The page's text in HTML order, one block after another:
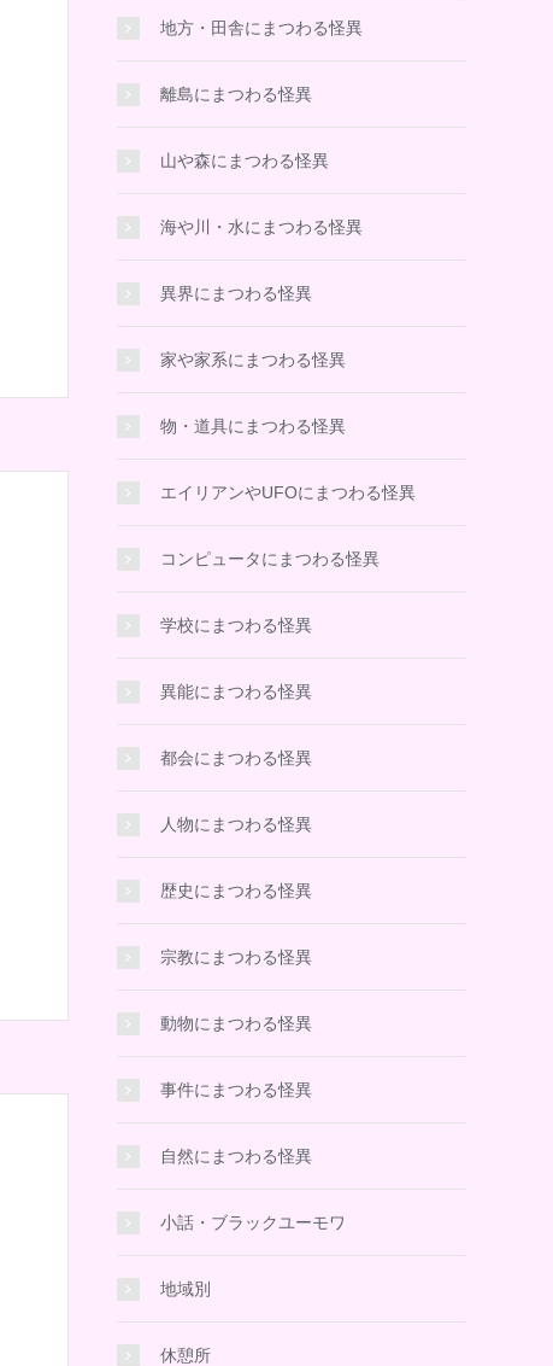
地方・田舎にまつわる怪異
離島にまつわる怪異
山や森にまつわる怪異
海や川・水にまつわる怪異
異界にまつわる怪異
家や家系にまつわる怪異
物・道具にまつわる怪異
エイリアンやUFOにまつわる怪異
コンピュータにまつわる怪異
学校にまつわる怪異
異能にまつわる怪異
都会にまつわる怪異
人物にまつわる怪異
歴史にまつわる怪異
宗教にまつわる怪異
動物にまつわる怪異
事件にまつわる怪異
自然にまつわる怪異
小話・ブラックユーモワ
地域別
休憩所